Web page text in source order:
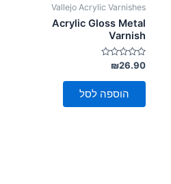
Vallejo Acrylic Varnishes
Acrylic Gloss Metal
Varnish
דורג
0
מתוך
₪26.90
הוספה לסל